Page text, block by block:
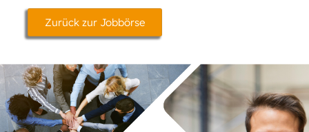
Zurück zur Jobbörse